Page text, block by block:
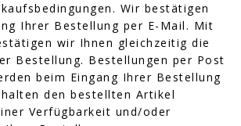
Wir bestätigen
Ihrer Bestellung per E-Mail. Mit
wir Ihnen gleichzeitig die
Bestellung. Bestellungen per Post
beim Eingang Ihrer Bestellung
den bestellten Artikel
Verfügbarkeit und/oder